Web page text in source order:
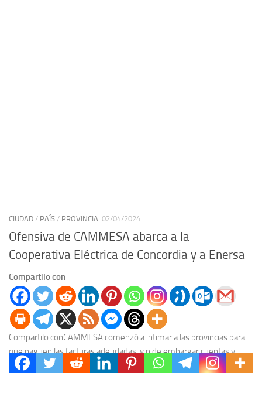
CIUDAD / PAÍS / PROVINCIA 02/04/2024
Ofensiva de CAMMESA abarca a la
Cooperativa Eléctrica de Concordia y a Enersa
Compartilo con
Compartilo conCAMMESA comenzó a intimar a las provincias para
que paguen las facturas adeudadas, y pide embargar cuentas y
bienes. A Chubut le reclama $...